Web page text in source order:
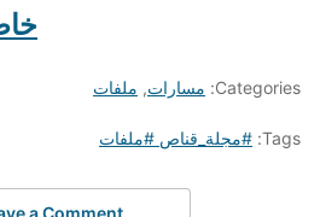
Categories: مسارات, ملفات
Tags: #مجلة_قناص #ملفات